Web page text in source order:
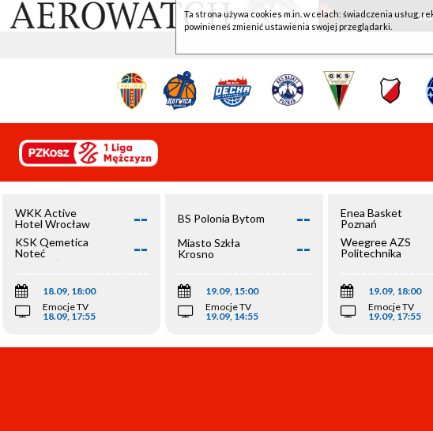
WKK Active
Hotel Wrocław
--
KSK Qemetica
Noteć
Inowrocław
--
18.09, 18:00
Emocje TV
18.09, 17:55
BS Polonia Bytom --
Miasto Szkła
Krosno
--
19.09, 15:00
Emocje TV
19.09, 14:55
Enea Basket
Poznań
Weegree AZS
Politechnika
19.09, 18:00
Emocje TV
19.09, 17:55
Ta strona używa cookies m.in. w celach: świadczenia usług,
powinieneś zmienić ustawienia swojej przeglądarki.